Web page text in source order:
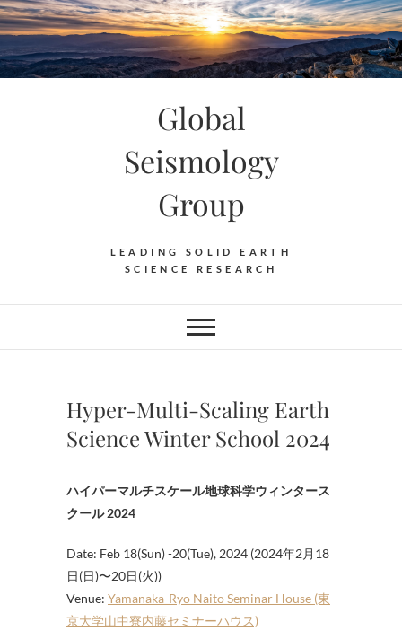
Skip
to
content
Global
Seismology
Group
LEADING SOLID EARTH
SCIENCE RESEARCH
Hyper-Multi-Scaling Earth
Science Winter School 2024
ハイパーマルチスケール地球科学ウィンタース
クール 2024
Date: Feb 18(Sun) -20(Tue), 2024 (2024年2月18
日(日)〜20日(火))
Venue: Yamanaka-Ryo Naito Seminar House (東
京大学山中寮内藤セミナーハウス)